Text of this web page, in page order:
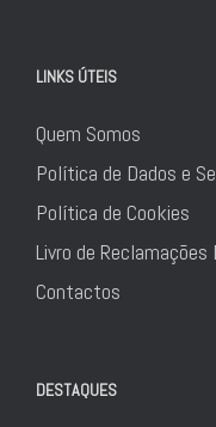
LINKS ÚTEIS
Quem Somos
Política de Dados e
Política de Cookies
Livro de
Contactos
DESTAQUES